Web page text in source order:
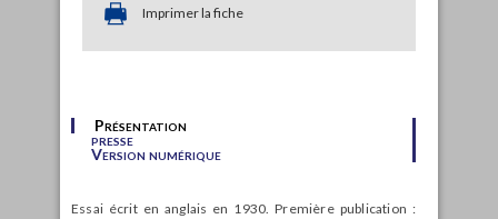
Imprimer la fiche
Présentation
presse
Version numérique
Essai écrit en anglais en 1930. Première publication :